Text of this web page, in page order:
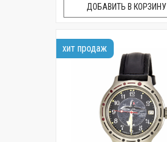
ДОБАВИТЬ В КОРЗИНУ
хит продаж